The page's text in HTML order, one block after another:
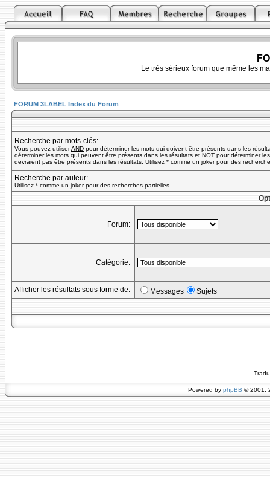
Le très sérieux forum que même les
FORUM 3LABEL Index du Forum
Recherche par mots-clés:
Vous pouvez utiliserAND pour déterminer les mots qui doivent être présents dans les
déterminer les mots qui peuvent être présents dans les résultats et NOT pour déterminer
devraient pas être présents dans les résultats. Utilisez * comme un joker pour des
Recherche par auteur:
Utilisez * comme un joker pour des recherches partielles
Forum:
Catégorie:
Afficher les résultats sous forme de: Messages Sujets
Powered by phpBB © 2001,